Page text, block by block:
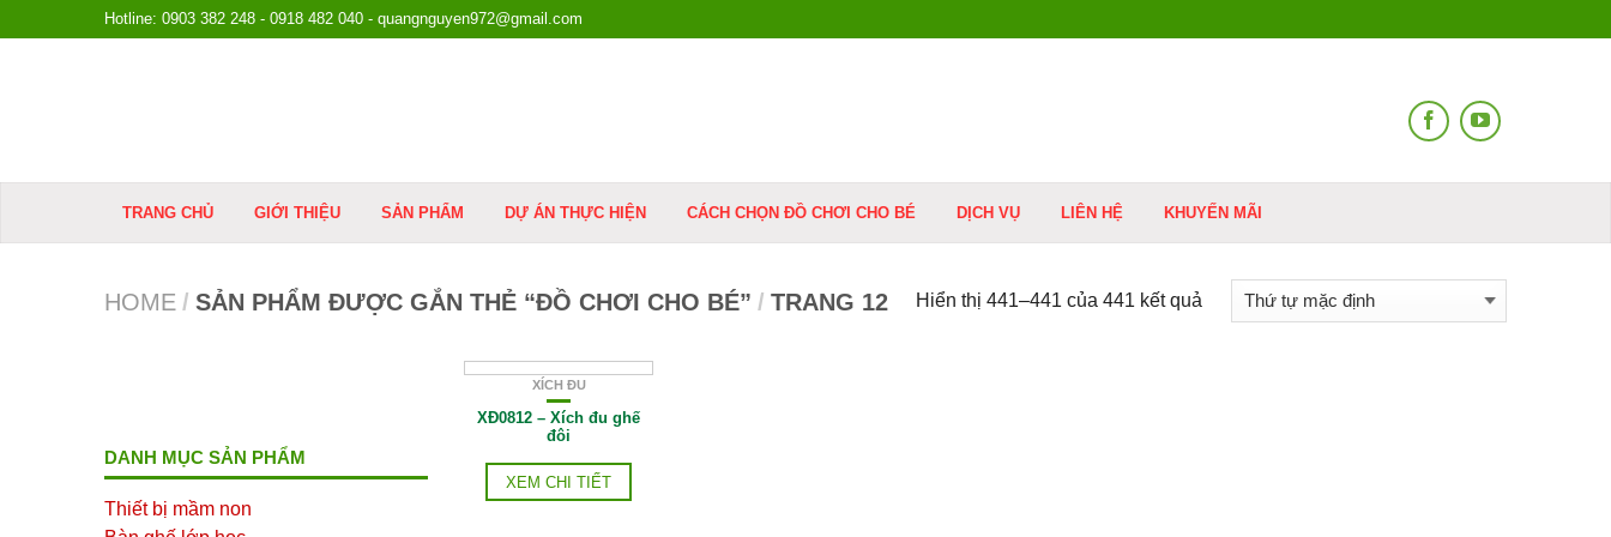
Hotline: 0903 382 248 - 0918 482 040 - quangnguyen972@gmail.com
TRANG CHỦ GIỚI THIỆU SẢN PHẨM DỰ ÁN THỰC HIỆN CÁCH CHỌN ĐỒ CHƠI CHO BÉ DỊCH VỤ LIÊN HỆ KHUYẾN MÃI
HOME / SẢN PHẨM ĐƯỢC GẮN THẺ “ĐỒ CHƠI CHO BÉ” / TRANG 12 Hiển thị 441–441 của 441 kết quả
XÍCH ĐU
XĐ0812 – Xích đu ghế
đôi
XEM CHI TIẾT
DANH MỤC SẢN PHẨM
Thiết bị mầm non